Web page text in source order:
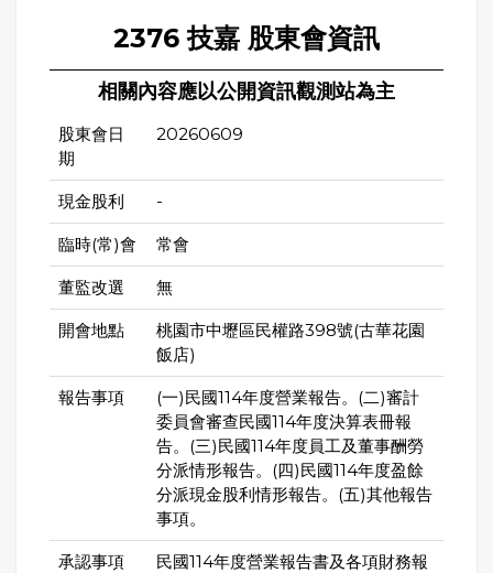
2376 技嘉 股東會資訊
相關內容應以公開資訊觀測站為主
股東會日
期
20260609
現金股利 -
臨時(常)會 常會
董監改選 無
開會地點
桃園市中壢區民權路398號(古華花園
飯店)
報告事項
(一)民國114年度營業報告。(二)審計
委員會審查民國114年度決算表冊報
告。(三)民國114年度員工及董事酬勞
分派情形報告。(四)民國114年度盈餘
分派現金股利情形報告。(五)其他報告
事項。
承認事項
民國114年度營業報告書及各項財務報